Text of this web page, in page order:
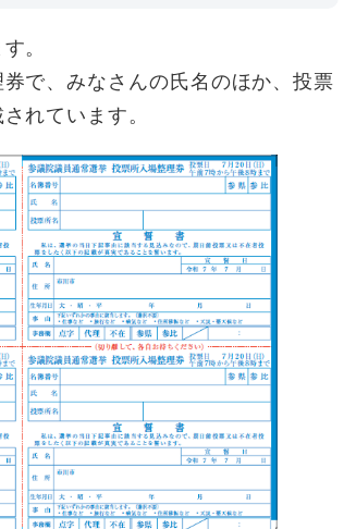
。
で、みなさんの氏名のほか、投票
れています。